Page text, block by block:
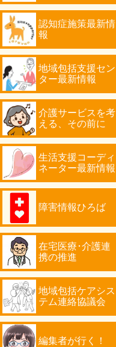
認知症施策最新情
報
地域包括支援セン
ター最新情報
介護サービスを考
える、その前に
生活支援コーディ
ネーター最新情報
障害情報ひろば
在宅医療･介護連
携の推進
地域包括ケアシス
テム連絡協議会
編集者が行く！